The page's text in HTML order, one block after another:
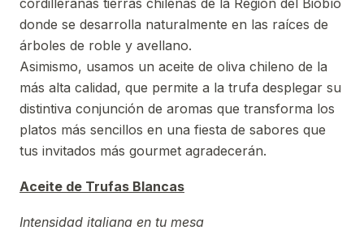
cordilleranas tierras chilenas de la Región del Biobío
donde se desarrolla naturalmente en las raíces de
árboles de roble y avellano.
Asimismo, usamos un aceite de oliva chileno de la
más alta calidad, que permite a la trufa desplegar su
distintiva conjunción de aromas que transforma los
platos más sencillos en una fiesta de sabores que
tus invitados más gourmet agradecerán.
Aceite de Trufas Blancas
Intensidad italiana en tu mesa